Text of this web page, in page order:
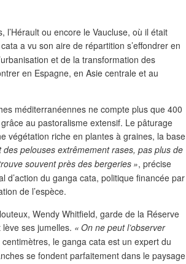
ou encore le Vaucluse, où il était
a vu son aire de répartition s’effondrer en
et de la transformation des
en Espagne, en Asie centrale et au
méditerranéennes ne compte plus que 400
au pastoralisme extensif. Le pâturage
végétation riche en plantes à graines, la base
pelouses extrêmement rases, pas plus de
souvent près des bergeries », précise
d’action du ganga cata, politique financée par
de l’espèce.
Wendy Whitfield, garde de la Réserve
ses jumelles. « On ne peut l’observer
le ganga cata est un expert du
se fondent parfaitement dans le paysage